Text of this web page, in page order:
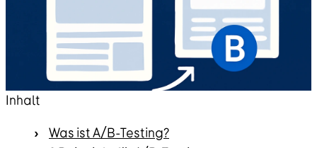
Inhalt
Was ist A/B-Testing?